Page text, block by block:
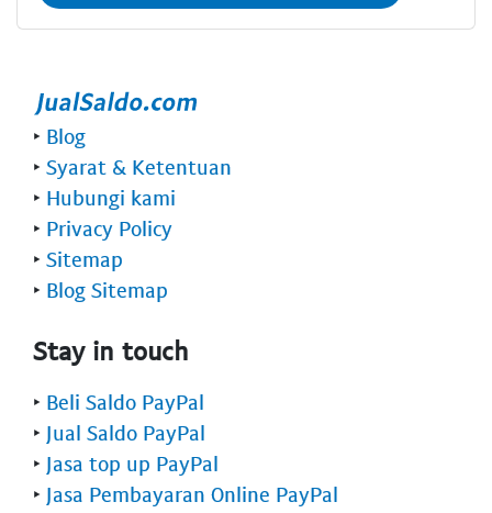
‣ Blog
‣ Syarat & Ketentuan
‣ Hubungi kami
‣ Privacy Policy
‣ Sitemap
‣ Blog Sitemap
Stay in touch
‣ Beli Saldo PayPal
‣ Jual Saldo PayPal
‣ Jasa top up PayPal
‣ Jasa Pembayaran Online PayPal